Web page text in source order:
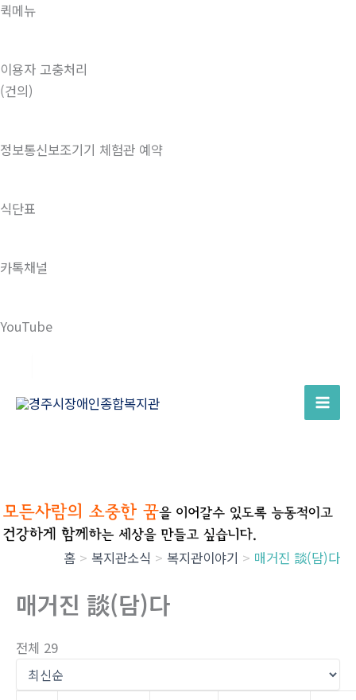
퀵메뉴
이용자 고충처리
(건의)
정보통신보조기기 체험관 예약
식단표
카톡채널
YouTube
뛰
기
홈
복지관소식 복지관이야기 매거진 談(담)다
매거진 談(담)다
전체 29